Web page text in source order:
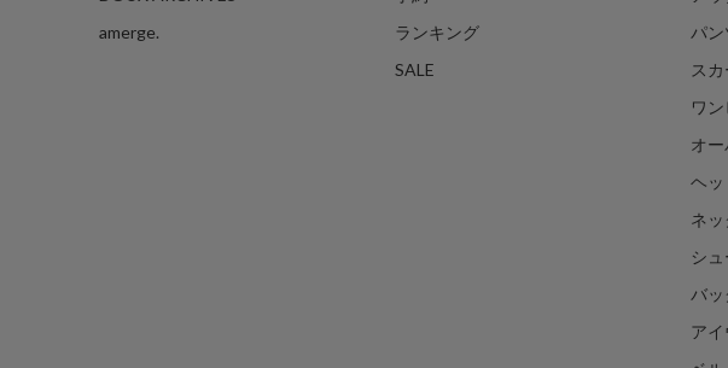
amerge.
ランキング
SALE
パン
スカ
ワ
オ
ヘッ
ネッ
シ
バ
ア